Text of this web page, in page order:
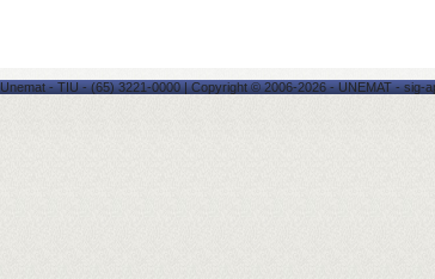
- TIU - (65) 3221-0000 | Copyright © 2006-2026 - UNEMAT -